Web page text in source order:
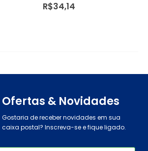
R$34,14
Ofertas & Novidades
Gostaria de receber novidades em sua
caixa postal? Inscreva-se e fique ligado.